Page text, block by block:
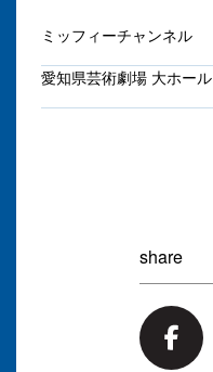
ミッフィーチャンネル
愛知県芸術劇場 大ホール
share